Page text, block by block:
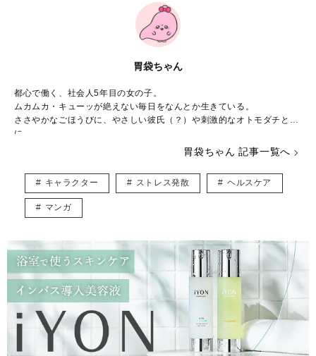
胃袋ちゃん
都心で働く、社会人5年目の女の子。
ムカムカ・キューッが絶えない毎日をなんとか生きている。
ささやかなごほうびに、やさしい彼氏（？）や刺激的なオトモダチと共
に
毎日の[あるある]エピソードや、イラストをSNSでも発信中。
胃袋ちゃん 記事一覧へ
キャラクター ストレス発散 ヘルスケア
マンガ